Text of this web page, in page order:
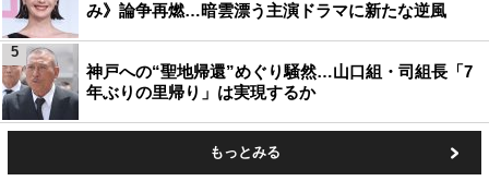
み》論争再燃…暗雲漂う主演ドラマに新たな逆風
神戸への“聖地帰還”めぐり騒然…山口組・司組長「7
年ぶりの里帰り」は実現するか
5
もっとみる